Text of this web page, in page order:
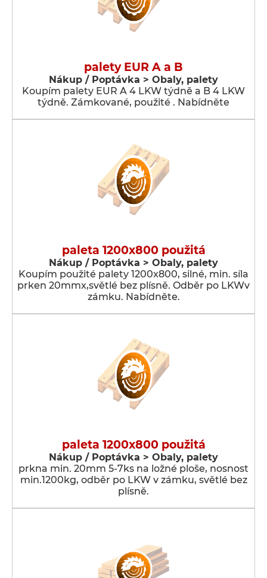
palety EUR A a B
Nákup / Poptávka > Obaly, palety
Koupím palety EUR A 4 LKW týdně a B 4 LKW
týdně. Zámkované, použité . Nabídněte
paleta 1200x800 použitá
Nákup / Poptávka > Obaly, palety
Koupím použité palety 1200x800, silné, min. síla
prken 20mmx,světlé bez plísně. Odběr po LKWv
zámku. Nabídněte.
paleta 1200x800 použitá
Nákup / Poptávka > Obaly, palety
prkna min. 20mm 5-7ks na ložné ploše, nosnost
min.1200kg, odběr po LKW v zámku, světlé bez
plísně.